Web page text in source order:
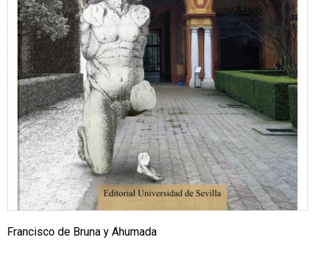
Francisco de Bruna y Ahumada